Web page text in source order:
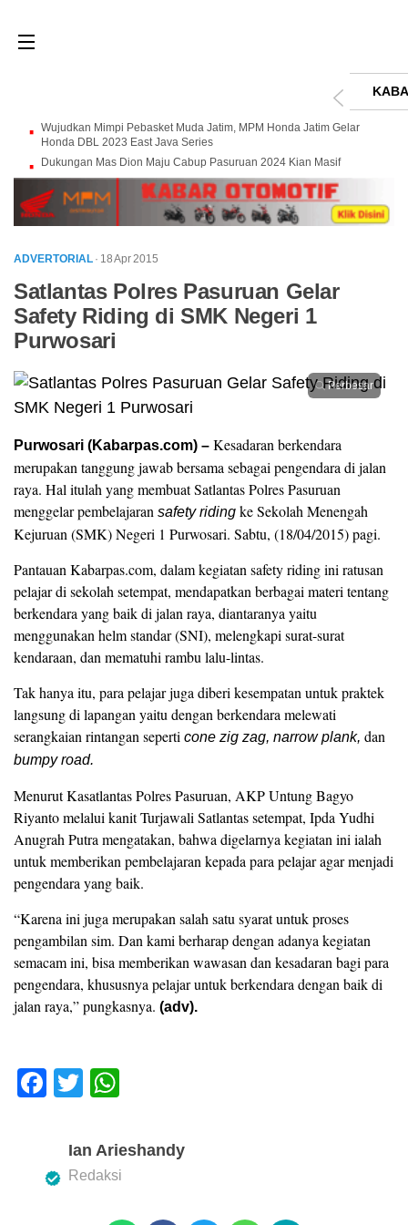
Wujudkan Mimpi Pebasket Muda Jatim, MPM Honda Jatim Gelar
Honda DBL 2023 East Java Series
Dukungan Mas Dion Maju Cabup Pasuruan 2024 Kian Masif
ADVERTORIAL · 18 Apr 2015
Satlantas Polres Pasuruan Gelar
Safety Riding di SMK Negeri 1
Purwosari
Perbesar
Purwosari (Kabarpas.com) – Kesadaran berkendara
merupakan tanggung jawab bersama sebagai pengendara di jalan
raya. Hal itulah yang membuat Satlantas Polres Pasuruan
menggelar pembelajaran safety riding ke Sekolah Menengah
Kejuruan (SMK) Negeri 1 Purwosari. Sabtu, (18/04/2015) pagi.
Pantauan Kabarpas.com, dalam kegiatan safety riding ini ratusan
pelajar di sekolah setempat, mendapatkan berbagai materi tentang
berkendara yang baik di jalan raya, diantaranya yaitu
menggunakan helm standar (SNI), melengkapi surat-surat
kendaraan, dan mematuhi rambu lalu-lintas.
Tak hanya itu, para pelajar juga diberi kesempatan untuk praktek
langsung di lapangan yaitu dengan berkendara melewati
serangkaian rintangan seperti cone zig zag, narrow plank, dan
bumpy road.
Menurut Kasatlantas Polres Pasuruan, AKP Untung Bagyo
Riyanto melalui kanit Turjawali Satlantas setempat, Ipda Yudhi
Anugrah Putra mengatakan, bahwa digelarnya kegiatan ini ialah
untuk memberikan pembelajaran kepada para pelajar agar menjadi
pengendara yang baik.
“Karena ini juga merupakan salah satu syarat untuk proses
pengambilan sim. Dan kami berharap dengan adanya kegiatan
semacam ini, bisa memberikan wawasan dan kesadaran bagi para
pengendara, khususnya pelajar untuk berkendara dengan baik di
jalan raya,” pungkasnya. (adv).
F
e
T
tt
er
at
s
Ian Arieshandy
Redaksi